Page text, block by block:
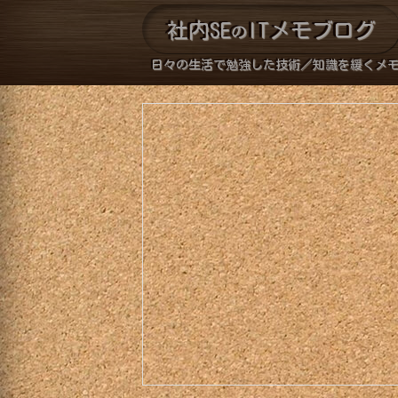
社内SEのITメモブログ
日々の生活で勉強した技術／知識を緩くメ